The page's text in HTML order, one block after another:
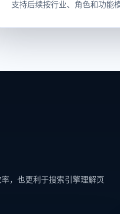
支持后续按行业、角色和功能
，也更利于搜索引擎理解页